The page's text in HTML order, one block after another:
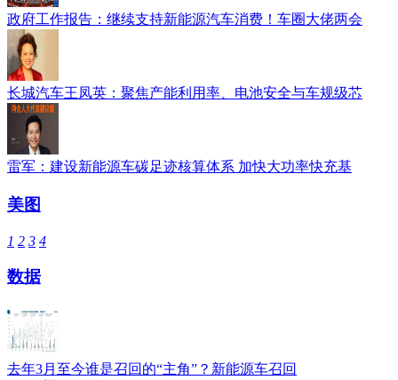
政府工作报告：继续支持新能源汽车消费！车圈大佬两会
长城汽车王凤英：聚焦产能利用率、电池安全与车规级芯
雷军：建设新能源车碳足迹核算体系 加快大功率快充基
美图
1 2 3 4
数据
去年3月至今谁是召回的“主角”？新能源车召回